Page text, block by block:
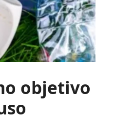
objetivo